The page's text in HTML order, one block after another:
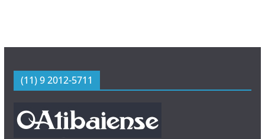
(11) 9 2012-5711